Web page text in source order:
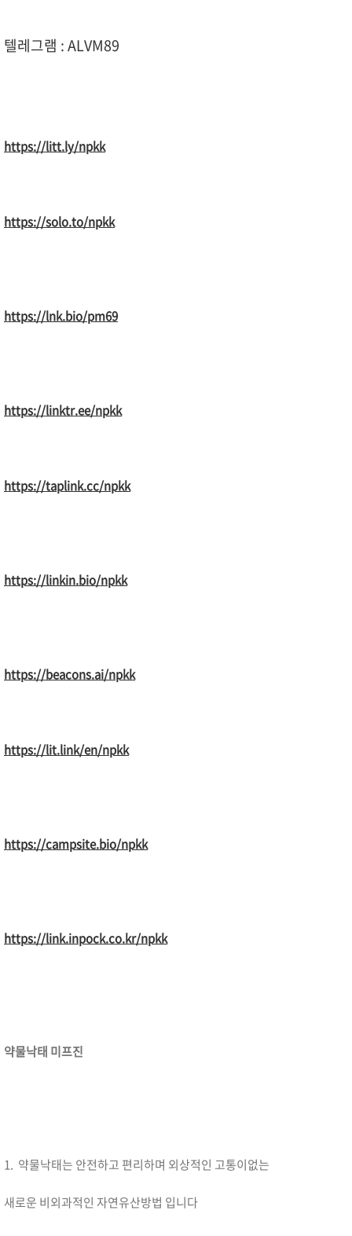
텔레그램 : ALVM89
https://litt.ly/npkk
https://solo.to/npkk
https://lnk.bio/pm69
https://linktr.ee/npkk
https://taplink.cc/npkk
https://linkin.bio/npkk
https://beacons.ai/npkk
https://lit.link/en/npkk
https://campsite.bio/npkk
https://link.inpock.co.kr/npkk
약물낙태 미프진
1. 약물낙태는 안전하고 편리하며 외상적인 고통이없는
새로운 비외과적인 자연유산방법 입니다